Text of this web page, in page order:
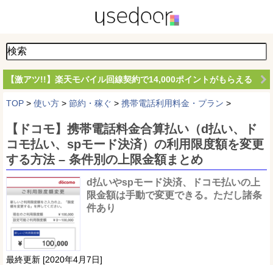
【激アツ!!】楽天モバイル回線契約で14,000ポイントがもらえる
TOP > 使い方 > 節約・稼ぐ > 携帯電話利用料金・プラン >
【ドコモ】携帯電話料金合算払い（d払い、ド
コモ払い、spモード決済）の利用限度額を変更
する方法 – 条件別の上限金額まとめ
d払いやspモード決済、ドコモ払いの上
限金額は手動で変更できる。ただし諸条
件あり
最終更新 [2020年4月7日]